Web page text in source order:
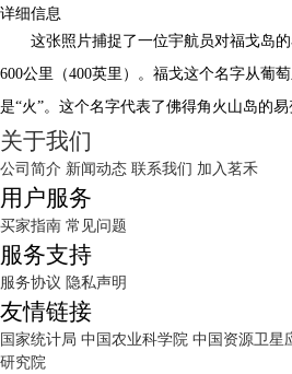
详细信息
这张照片捕捉了一位宇航员对福戈岛
600公里（400英里）。福戈这个名字从葡
是“火”。这个名字代表了佛得角火山岛的易
关于我们
公司简介 新闻动态 联系我们 加入茗禾
用户服务
买家指南 常见问题
服务支持
服务协议 隐私声明
友情链接
国家统计局 中国农业科学院 中国资源卫星
研究院